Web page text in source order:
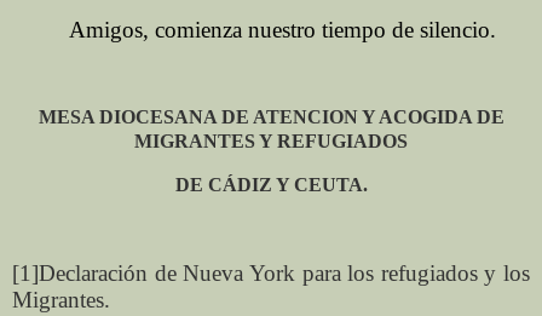
Amigos, comienza nuestro tiempo de silencio.
MESA DIOCESANA DE ATENCION Y ACOGIDA DE
MIGRANTES Y REFUGIADOS
DE CÁDIZ Y CEUTA.
[1]Declaración de Nueva York para los refugiados y los
Migrantes.